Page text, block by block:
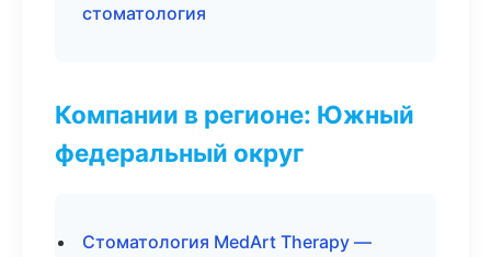
стоматология
Компании в регионе: Южный
федеральный округ
Стоматология MedArt Therapy —